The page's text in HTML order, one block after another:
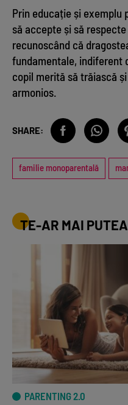
Prin educație și exemplu
să accepte și să
recunoscând că
fundamentale, indiferent
copil merită să trăiască
armonios.
SHARE:
familie monoparentală
TE-AR MAI
PARENTING 2.0